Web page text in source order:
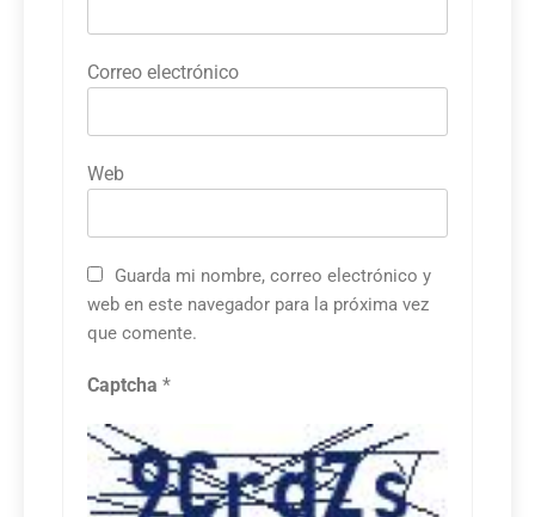
Correo electrónico
Web
Guarda mi nombre, correo electrónico y
web en este navegador para la próxima vez
que comente.
Captcha *